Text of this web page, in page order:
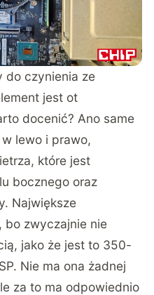
do czynienia ze
jest ot
docenić? Ano same
lewo i prawo,
które jest
bocznego oraz
Największe
bo zwyczajnie nie
jako że jest to 350-
Nie ma ona żadnej
za to ma odpowiednio